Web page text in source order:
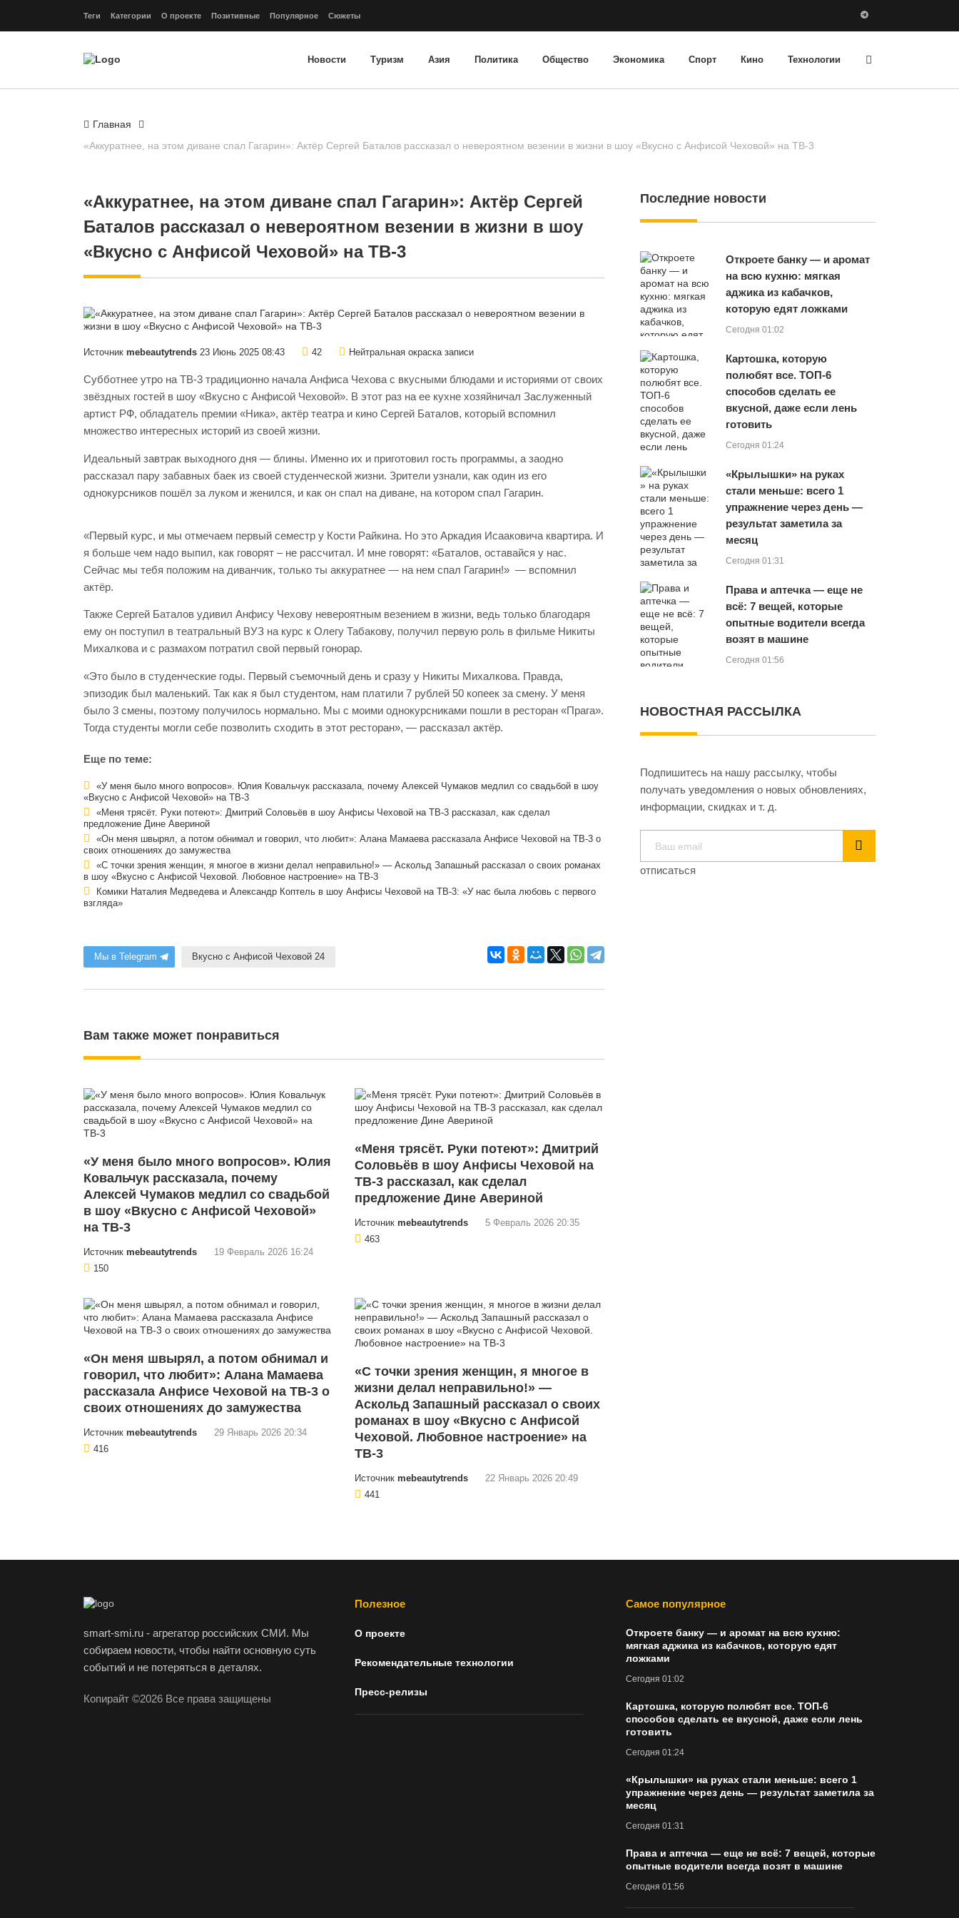
Теги Категории О проекте Позитивные Популярное Сюжеты
Новости Туризм Азия Политика Общество Экономика Спорт Кино Технологии
Главная
«Аккуратнее, на этом диване спал Гагарин»: Актёр Сергей Баталов рассказал о невероятном везении в жизни в шоу «Вкусно с Анфисой Чеховой» на ТВ-3
«Аккуратнее, на этом диване спал Гагарин»: Актёр Сергей
Баталов рассказал о невероятном везении в жизни в шоу
«Вкусно с Анфисой Чеховой» на ТВ-3
Источник mebeautytrends 23 Июнь 2025 08:43 42 Нейтральная окраска записи
Субботнее утро на ТВ-3 традиционно начала Анфиса Чехова с вкусными блюдами и историями от своих
звёздных гостей в шоу «Вкусно с Анфисой Чеховой». В этот раз на ее кухне хозяйничал Заслуженный
артист РФ, обладатель премии «Ника», актёр театра и кино Сергей Баталов, который вспомнил
множество интересных историй из своей жизни.
Идеальный завтрак выходного дня — блины. Именно их и приготовил гость программы, а заодно
рассказал пару забавных баек из своей студенческой жизни. Зрители узнали, как один из его
однокурсников пошёл за луком и женился, и как он спал на диване, на котором спал Гагарин.
«Первый курс, и мы отмечаем первый семестр у Кости Райкина. Но это Аркадия Исааковича квартира. И
я больше чем надо выпил, как говорят – не рассчитал. И мне говорят: «Баталов, оставайся у нас.
Сейчас мы тебя положим на диванчик, только ты аккуратнее — на нем спал Гагарин!» — вспомнил
актёр.
Также Сергей Баталов удивил Анфису Чехову невероятным везением в жизни, ведь только благодаря
ему он поступил в театральный ВУЗ на курс к Олегу Табакову, получил первую роль в фильме Никиты
Михалкова и с размахом потратил свой первый гонорар.
«Это было в студенческие годы. Первый съемочный день и сразу у Никиты Михалкова. Правда,
эпизодик был маленький. Так как я был студентом, нам платили 7 рублей 50 копеек за смену. У меня
было 3 смены, поэтому получилось нормально. Мы с моими однокурсниками пошли в ресторан «Прага».
Тогда студенты могли себе позволить сходить в этот ресторан», — рассказал актёр.
Еще по теме:
«У меня было много вопросов». Юлия Ковальчук рассказала, почему Алексей Чумаков медлил со свадьбой в шоу
«Вкусно с Анфисой Чеховой» на ТВ-3
«Меня трясёт. Руки потеют»: Дмитрий Соловьёв в шоу Анфисы Чеховой на ТВ-3 рассказал, как сделал
предложение Дине Авериной
«Он меня швырял, а потом обнимал и говорил, что любит»: Алана Мамаева рассказала Анфисе Чеховой на ТВ-3 о
своих отношениях до замужества
«С точки зрения женщин, я многое в жизни делал неправильно!» — Аскольд Запашный рассказал о своих романах
в шоу «Вкусно с Анфисой Чеховой. Любовное настроение» на ТВ-3
Комики Наталия Медведева и Александр Коптель в шоу Анфисы Чеховой на ТВ-3: «У нас была любовь с первого
взгляда»
Мы в Telegram Вкусно с Анфисой Чеховой 24
Вам также может понравиться
«У меня было много вопросов». Юлия
Ковальчук рассказала, почему
Алексей Чумаков медлил со свадьбой
в шоу «Вкусно с Анфисой Чеховой»
на ТВ-3
Источник mebeautytrends
19 Февраль 2026 16:24
150
«Меня трясёт. Руки потеют»: Дмитрий
Соловьёв в шоу Анфисы Чеховой на
ТВ-3 рассказал, как сделал
предложение Дине Авериной
Источник mebeautytrends
5 Февраль 2026 20:35
463
«Он меня швырял, а потом обнимал и
говорил, что любит»: Алана Мамаева
рассказала Анфисе Чеховой на ТВ-3 о
своих отношениях до замужества
Источник mebeautytrends
29 Январь 2026 20:34
416
«С точки зрения женщин, я многое в
жизни делал неправильно!» —
Аскольд Запашный рассказал о своих
романах в шоу «Вкусно с Анфисой
Чеховой. Любовное настроение» на
ТВ-3
Источник mebeautytrends
22 Январь 2026 20:49
441
Последние новости
Откроете банку — и аромат
на всю кухню: мягкая
аджика из кабачков,
которую едят ложками
Сегодня 01:02
Картошка, которую
полюбят все. ТОП-6
способов сделать ее
вкусной, даже если лень
готовить
Сегодня 01:24
«Крылышки» на руках
стали меньше: всего 1
упражнение через день —
результат заметила за
месяц
Сегодня 01:31
Права и аптечка — еще не
всё: 7 вещей, которые
опытные водители всегда
возят в машине
Сегодня 01:56
НОВОСТНАЯ РАССЫЛКА
Подпишитесь на нашу рассылку, чтобы
получать уведомления о новых обновлениях,
информации, скидках и т. д.
отписаться
smart-smi.ru - агрегатор российских СМИ. Мы
собираем новости, чтобы найти основную суть
событий и не потеряться в деталях.
Копирайт ©2026 Все права защищены
Полезное
О проекте
Рекомендательные технологии
Пресс-релизы
Самое популярное
Откроете банку — и аромат на всю кухню:
мягкая аджика из кабачков, которую едят
ложками
Сегодня 01:02
Картошка, которую полюбят все. ТОП-6
способов сделать ее вкусной, даже если лень
готовить
Сегодня 01:24
«Крылышки» на руках стали меньше: всего 1
упражнение через день — результат заметила за
месяц
Сегодня 01:31
Права и аптечка — еще не всё: 7 вещей, которые
опытные водители всегда возят в машине
Сегодня 01:56